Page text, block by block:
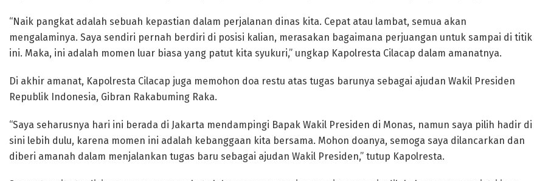
“Naik pangkat adalah sebuah kepastian dalam perjalanan dinas kita. Cepat atau lambat, semua akan
mengalaminya. Saya sendiri pernah berdiri di posisi kalian, merasakan bagaimana perjuangan untuk sampai di titik
ini. Maka, ini adalah momen luar biasa yang patut kita syukuri,” ungkap Kapolresta Cilacap dalam amanatnya.
Di akhir amanat, Kapolresta Cilacap juga memohon doa restu atas tugas barunya sebagai ajudan Wakil Presiden
Republik Indonesia, Gibran Rakabuming Raka.
“Saya seharusnya hari ini berada di Jakarta mendampingi Bapak Wakil Presiden di Monas, namun saya pilih hadir di
sini lebih dulu, karena momen ini adalah kebanggaan kita bersama. Mohon doanya, semoga saya dilancarkan dan
diberi amanah dalam menjalankan tugas baru sebagai ajudan Wakil Presiden,” tutup Kapolresta.